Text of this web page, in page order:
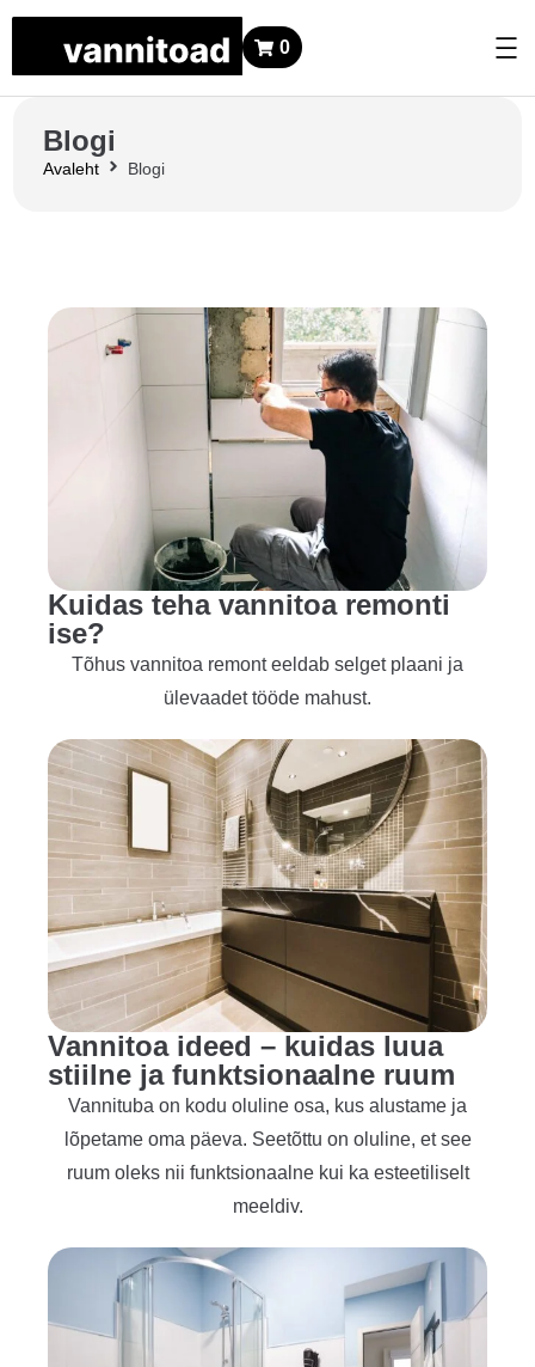
0
Blogi
Avaleht Blogi
Kuidas teha vannitoa remonti
ise?
Tõhus vannitoa remont eeldab selget plaani ja
ülevaadet tööde mahust.
Vannitoa ideed – kuidas luua
stiilne ja funktsionaalne ruum
Vannituba on kodu oluline osa, kus alustame ja
lõpetame oma päeva. Seetõttu on oluline, et see
ruum oleks nii funktsionaalne kui ka esteetiliselt
meeldiv.